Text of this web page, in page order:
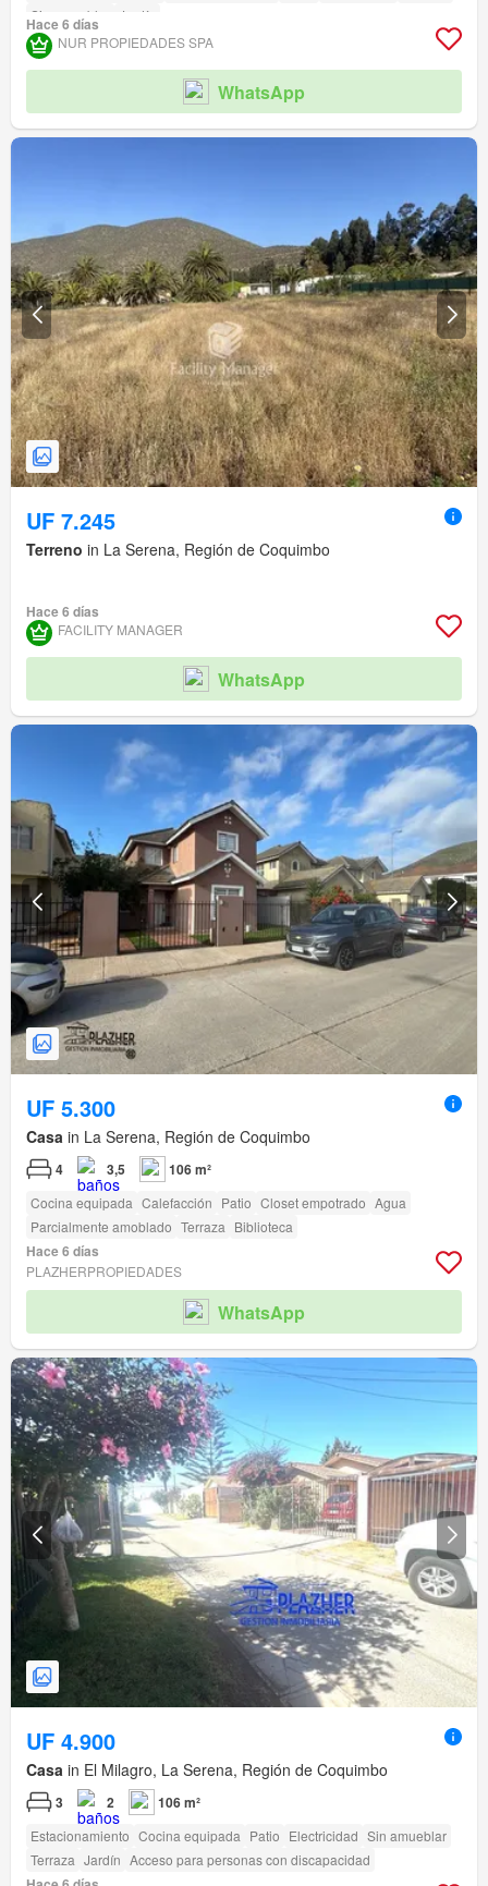
Sin amueblar
Jardín
Hace 6 días
NUR PROPIEDADES SPA
WhatsApp
UF 7.245
Terreno in La Serena, Región de Coquimbo
Hace 6 días
FACILITY MANAGER
WhatsApp
UF 5.300
Casa in La Serena, Región de Coquimbo
4 3,5 106 m²
Cocina equipada Calefacción Patio Closet empotrado Agua
Parcialmente amoblado Terraza Biblioteca
Hace 6 días
PLAZHERPROPIEDADES
WhatsApp
UF 4.900
Casa in El Milagro, La Serena, Región de Coquimbo
3 2 106 m²
Estacionamiento Cocina equipada Patio Electricidad Sin amueblar
Terraza Jardín Acceso para personas con discapacidad